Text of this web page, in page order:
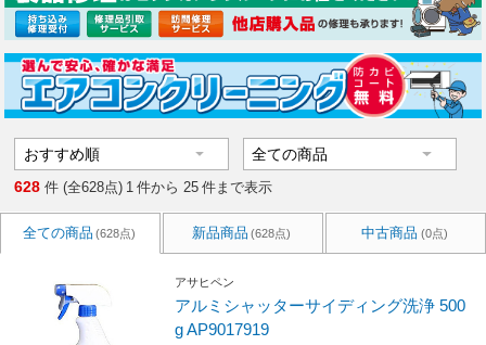
628 件 (全628点) 1 件から 25 件まで表示
全ての商品 (628点) 新品商品 (628点) 中古商品 (0点)
アサヒペン
アルミシャッターサイディング洗浄 500
g AP9017919